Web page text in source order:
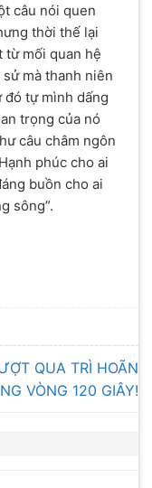
câu nói quen
thời thế lại
từ mối quan hệ
mà thanh niên
đó tự mình dấng
trọng của nó
câu châm ngôn
phúc cho ai
buồn cho ai
sông”.
QUA TRÌ HOÃN
VÒNG 120 GIÂY!